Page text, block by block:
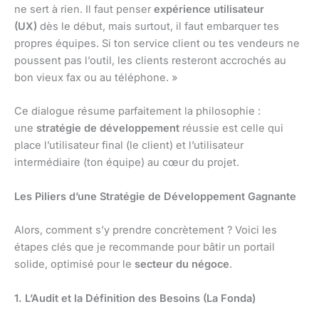
ne sert à rien. Il faut penser expérience utilisateur
(UX) dès le début, mais surtout, il faut embarquer tes
propres équipes. Si ton service client ou tes vendeurs ne
poussent pas l’outil, les clients resteront accrochés au
bon vieux fax ou au téléphone. »
Ce dialogue résume parfaitement la philosophie :
une stratégie de développement réussie est celle qui
place l’utilisateur final (le client) et l’utilisateur
intermédiaire (ton équipe) au cœur du projet.
Les Piliers d’une Stratégie de Développement Gagnante
Alors, comment s’y prendre concrètement ? Voici les
étapes clés que je recommande pour bâtir un portail
solide, optimisé pour le secteur du négoce.
1. L’Audit et la Définition des Besoins (La Fonda)